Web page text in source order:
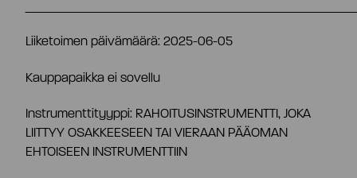
Johdon liiketoimet
Hallituksen valtuutukset
Analyytikot ja suositukset
Hallitus
Liiketoimen päivämäärä: 2025-06-05
Kauppapaikka ei sovellu
Instrumenttityyppi: RAHOITUSINSTRUMENTTI, JOKA
LIITTYY OSAKKEESEEN TAI VIERAAN PÄÄOMAN
EHTOISEEN INSTRUMENTTIIN